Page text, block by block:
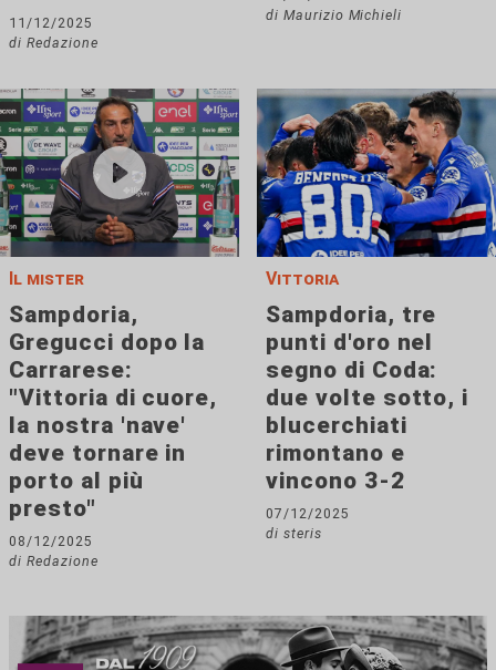
11/12/2025
di Redazione
di Maurizio Michieli
Il mister
Sampdoria,
Gregucci dopo la
Carrarese:
"Vittoria di cuore,
la nostra 'nave'
deve tornare in
porto al più
presto"
08/12/2025
di Redazione
Vittoria
Sampdoria, tre
punti d'oro nel
segno di Coda:
due volte sotto, i
blucerchiati
rimontano e
vincono 3-2
07/12/2025
di steris